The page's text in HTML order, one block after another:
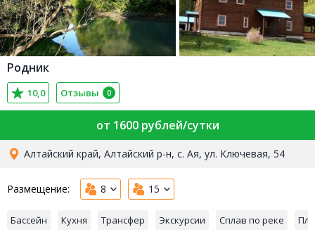
Родник
10,0 Отзывы 0
от 1600 рублей/сутки
Алтайский край, Алтайский р-н, с. Ая, ул. Ключевая, 54
Размещение: 8 15
Бассейн Кухня Трансфер Экскурсии Сплав по реке